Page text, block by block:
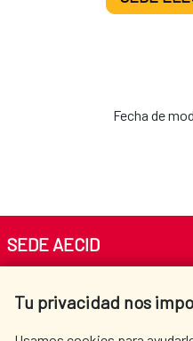
2019-2022
Fecha de
Tu privacidad nos
SEDE AECID
Tel. +34 900 20 30 54​​​​​​​